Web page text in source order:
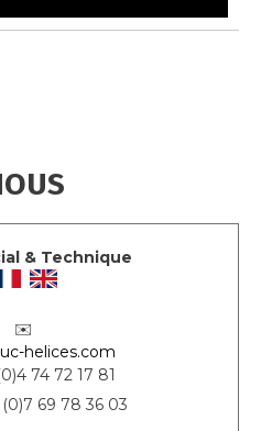
& Technique
✉️
helices.com
74 72 17 81
69 78 36 03